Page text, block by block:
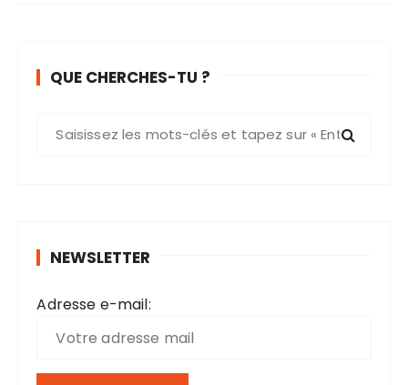
QUE CHERCHES-TU ?
e
u
NEWSLETTER
Adresse e-mail: